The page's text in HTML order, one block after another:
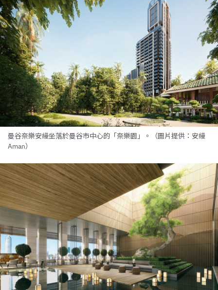
曼谷奈樂安縵坐落於曼谷市中心的「奈樂園」。（圖片提供：安縵
Aman）